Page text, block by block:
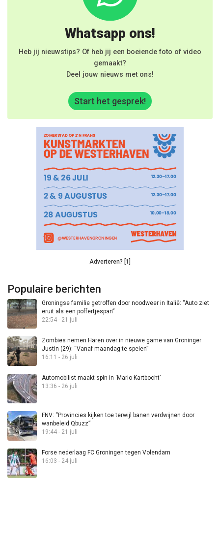
Whatsapp ons!
Heb jij nieuwstips? Of heb jij een boeiende foto of video
gemaakt?
Deel jouw nieuws met ons!
Start het gesprek!
Adverteren? [1]
Populaire berichten
Groningse familie getroffen door noodweer in Italië: “Auto ziet
eruit als een poffertjespan”
22:54 - 21 juli
Zombies nemen Haren over in nieuwe game van Groninger
Justin (29): “Vanaf maandag te spelen”
16:11 - 26 juli
Automobilist maakt spin in ‘Mario Kartbocht’
13:36 - 26 juli
FNV: “Provincies kijken toe terwijl banen verdwijnen door
wanbeleid Qbuzz”
19:44 - 21 juli
Forse nederlaag FC Groningen tegen Volendam
16:03 - 24 juli